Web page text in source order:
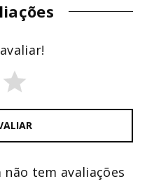
tem avaliações